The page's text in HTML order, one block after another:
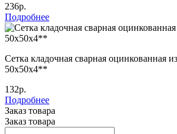
236р.
Подробнее
Сетка кладочная сварная оцинкованная
50х50х4**
132р.
Подробнее
Заказ товара
Заказ товара